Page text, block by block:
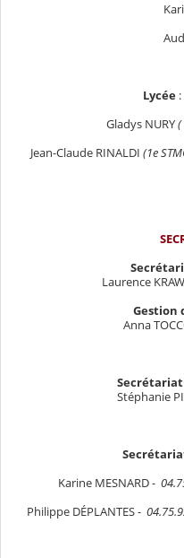
Lycée :
Gladys NURY(
Jean-Claude RINALDI (1e
Laurence
Gestion
Anna
Secrétariat
Stéphanie
Karine MESNARD -
Philippe DÉPLANTES -